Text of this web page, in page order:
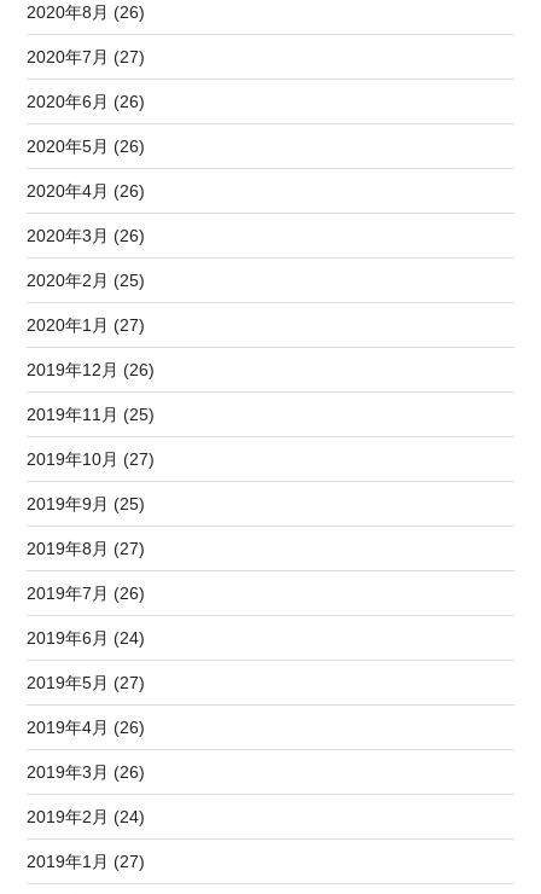
2020年8月 (26)
2020年7月 (27)
2020年6月 (26)
2020年5月 (26)
2020年4月 (26)
2020年3月 (26)
2020年2月 (25)
2020年1月 (27)
2019年12月 (26)
2019年11月 (25)
2019年10月 (27)
2019年9月 (25)
2019年8月 (27)
2019年7月 (26)
2019年6月 (24)
2019年5月 (27)
2019年4月 (26)
2019年3月 (26)
2019年2月 (24)
2019年1月 (27)